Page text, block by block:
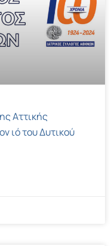
Αττικής
ιό του Δυτικού